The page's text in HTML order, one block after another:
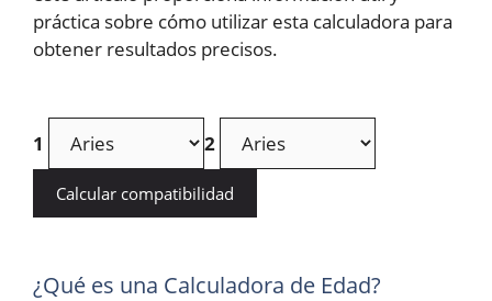
práctica sobre cómo utilizar esta calculadora para
obtener resultados precisos.
1 2
Calcular compatibilidad
¿Qué es una Calculadora de Edad?